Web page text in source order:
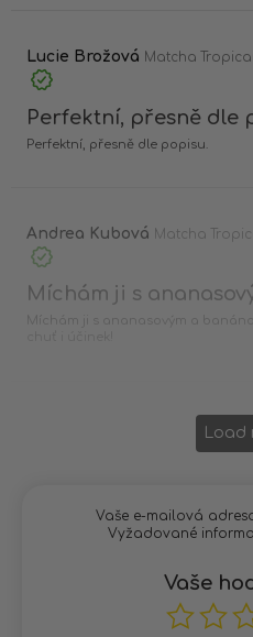
Lucie Brožová Matcha
Perfektní, přesně dle
Perfektní, přesně dle popisu.
Andrea Kubová Matcha
Míchám ji s
Míchám ji s ananasovým a
Load
Vaše e-mailová
Vyžadované
Vaše